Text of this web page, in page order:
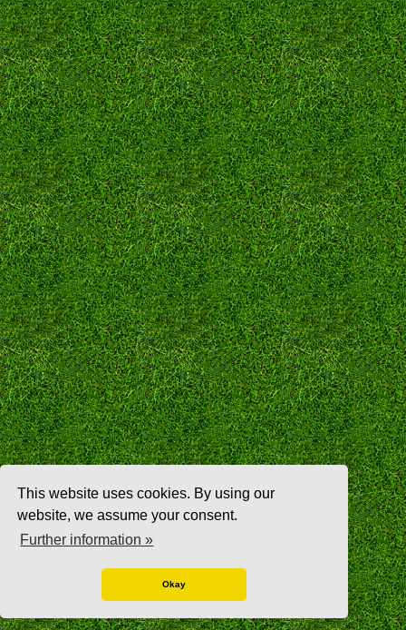
This website uses cookies. By using our
website, we assume your consent.
Further information »
Okay